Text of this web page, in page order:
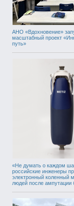
АНО «Вдохновение»
масштабный проект
путь»
«Не думать о каждом
российские инженеры
электронный коленный
людей после ампутации